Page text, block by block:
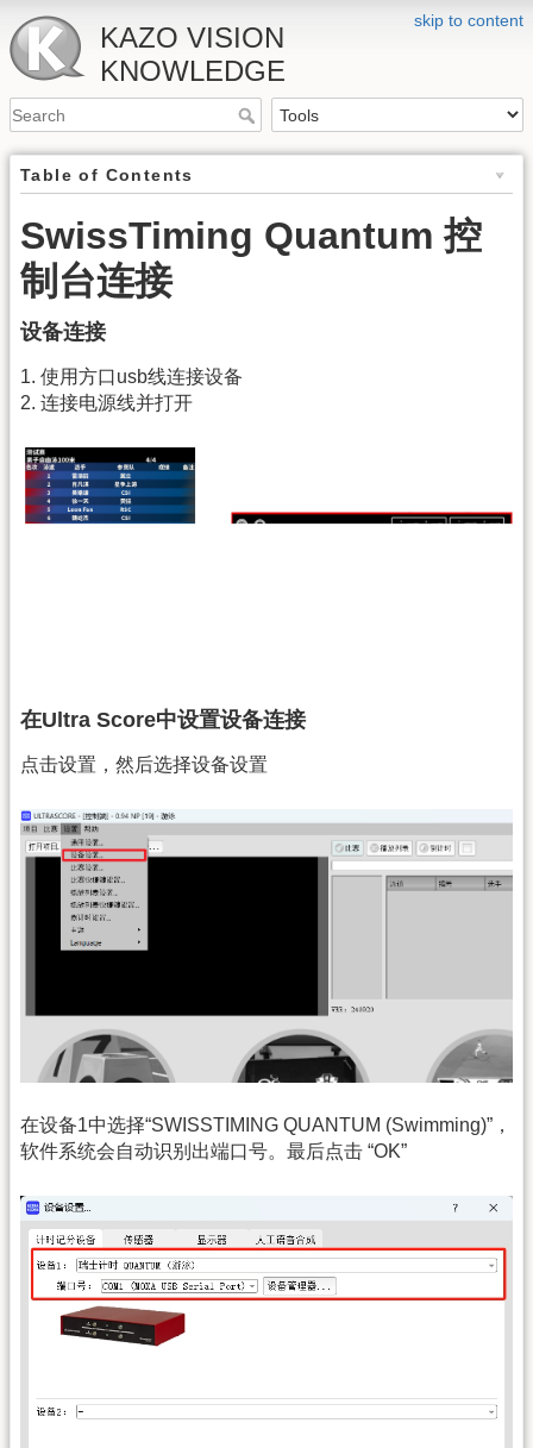
skip to content
KAZO VISION
KNOWLEDGE
Table of Contents
SwissTiming Quantum 控
制台连接
设备连接
1. 使用方口usb线连接设备
2. 连接电源线并打开
在Ultra Score中设置设备连接
点击设置，然后选择设备设置
在设备1中选择“SWISSTIMING QUANTUM (Swimming)”，
软件系统会自动识别出端口号。最后点击 “OK”